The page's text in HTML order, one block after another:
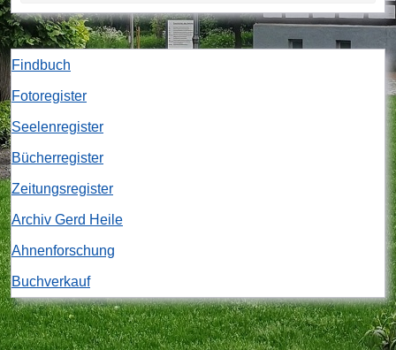
Findbuch
Fotoregister
Seelenregister
Bücherregister
Zeitungsregister
Archiv Gerd Heile
Ahnenforschung
Buchverkauf